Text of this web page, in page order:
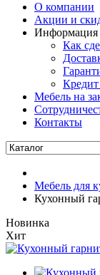
О компании
Акции и
Информация
Как
Кредит
Мебель на
Контакты
Мебель для
Кухонный
Новинка
Хит